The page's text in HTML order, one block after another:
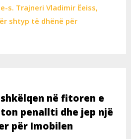
s. Trajneri Vladimir Ëeiss,
shtyp të dhënë për
shkëlqen në fitoren e
penallti dhe jep një
për Imobilen